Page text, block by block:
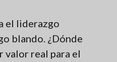
el liderazgo
blando. ¿Dónde
valor real para el